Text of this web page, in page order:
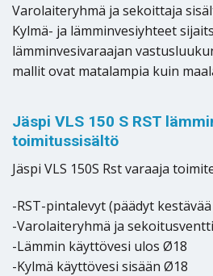
Varolaiteryhmä ja sekoittaja
Kylmä- ja lämminvesiyhteet
lämminvesivaraajan
mallit ovat matalampia kuin
Jäspi VLS 150 S RST
toimitussisältö
Jäspi VLS 150S Rst varaaja
-RST-pintalevyt (päädyt
-Varolaiteryhmä ja
-Lämmin käyttövesi ulos Ø18
-Kylmä käyttövesi sisään Ø18